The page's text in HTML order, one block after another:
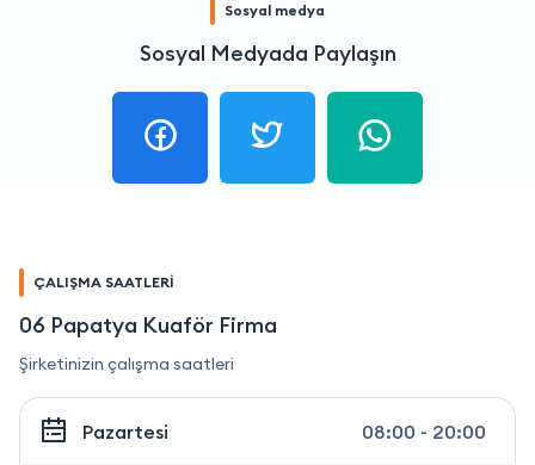
Sosyal medya
Sosyal Medyada Paylaşın
ÇALIŞMA SAATLERİ
06 Papatya Kuaför Firma
Şirketinizin çalışma saatleri
Pazartesi 08:00 - 20:00